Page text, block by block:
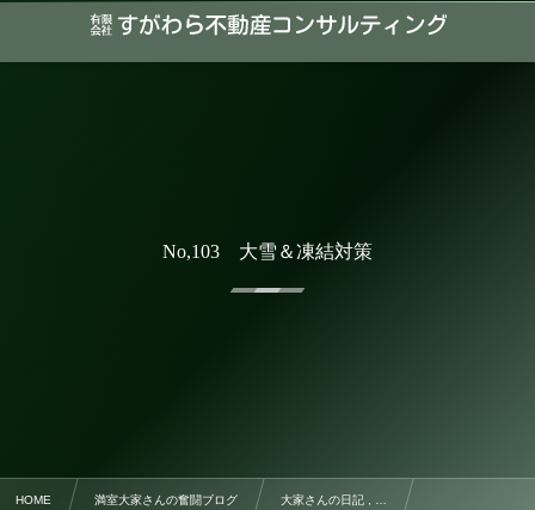
No,103 大雪＆凍結対策
HOME 満室大家さんの奮闘ブログ 大家さんの日記 , …